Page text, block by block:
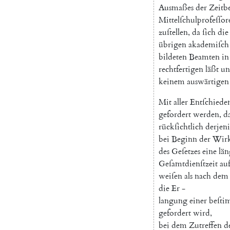
Ausmaßesder
zuſtellen, daſichdie
übrigenakademiſch
bildetenBeamtenin
rechtfertigenläßt
keinemauswärtigen
Mitaller
gefordertwerden,
rückſichtlich
bei Beginnder
des Geſetzeseine
Geſamtdienſtzeitauf
weiſenalsnachdem
dieEr-
langungeiner
gefordertwird,
bei demZutreffen